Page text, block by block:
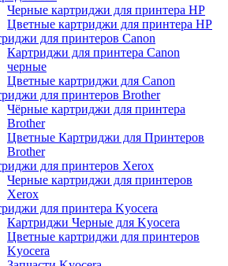
Черные картриджи для принтера HP
Цветные картриджи для принтера HP
для принтеров Сanon
Картриджи для принтера Сanon
черные
Цветные картриджи для Сanon
для принтеров Brother
Чёрные картриджи для принтера
Brother
Цветные Картриджи для Принтеров
Brother
для принтеров Xerox
Черные картриджи для принтеров
Xerox
для принтера Kyocera
Картриджи Черные для Kyocera
Цветные картриджи для принтеров
Kyocera